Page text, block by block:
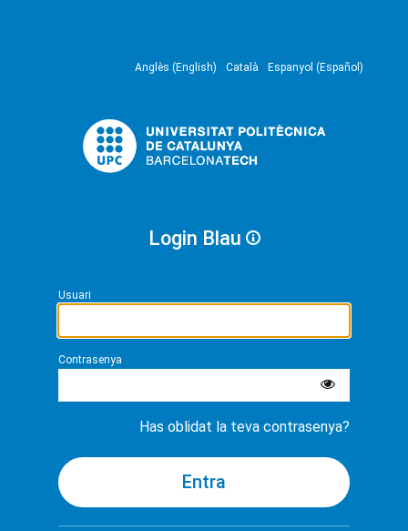
Anglès (English) Català Espanyol (Español)
Login Blau
Usuari
Contrasenya
Has oblidat la teva contrasenya?